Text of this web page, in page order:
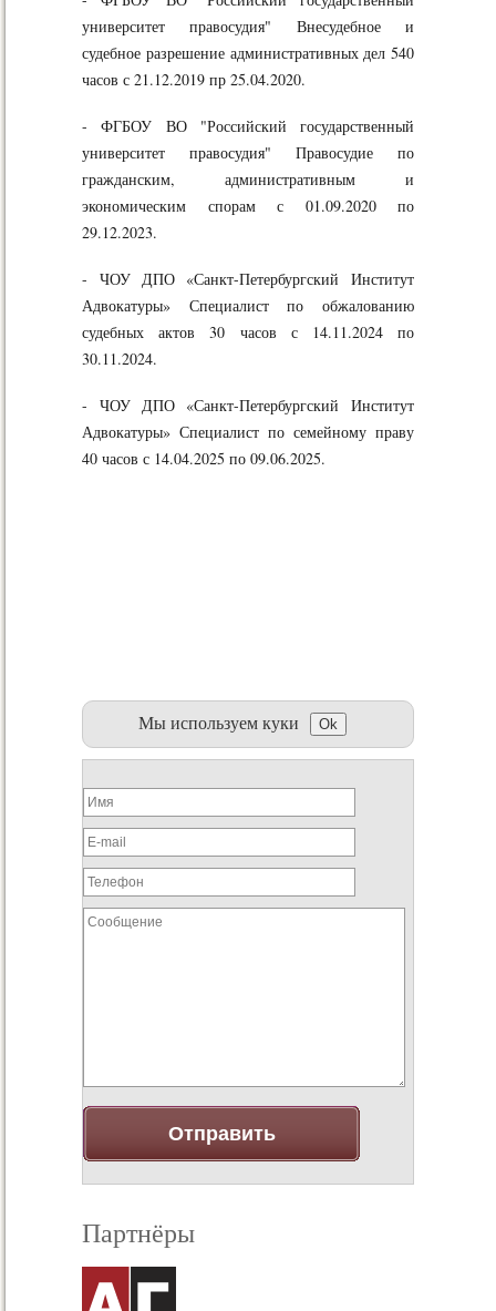
университет правосудия" Внесудебное и
судебное разрешение административных дел 540
часов с 21.12.2019 пр 25.04.2020.
- ФГБОУ ВО "Российский государственный
университет правосудия" Правосудие по
гражданским, административным и
экономическим спорам с 01.09.2020 по
29.12.2023.
- ЧОУ ДПО «Санкт-Петербургский Институт
Адвокатуры» Специалист по обжалованию
судебных актов 30 часов с 14.11.2024 по
30.11.2024.
- ЧОУ ДПО «Санкт-Петербургский Институт
Адвокатуры» Специалист по семейному праву
40 часов с 14.04.2025 по 09.06.2025.
Мы используем куки Ok
Партнёры